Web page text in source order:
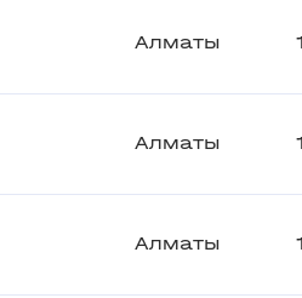
Алматы
Алматы
Алматы